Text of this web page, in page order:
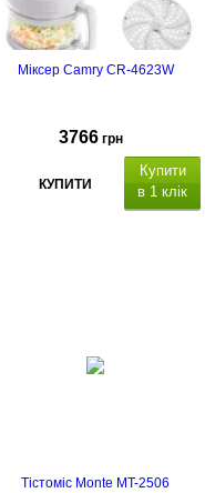
Міксер Camry CR-4623W
3766 грн
КУПИТИ
Купити
в 1 клік
Тістоміс Monte MT-2506